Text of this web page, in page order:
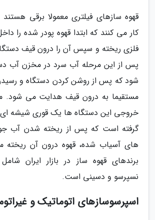
قهوه سازهای فیلتری معمولا برقی
کار می کنند که ابتدا قهوه پودر شده را
فلزی ریخته و سپس آن را درون قیف
پس از این مرحله آب سرد در مخزن آب
شود که پس از روشن کردن دستگاه و
مستقیما به درون قیف هدایت می شود.
خروجی این دستگاه ها یک قوری شیشه ای
گرفته است که پس از ریخته شدن آب
های آسیاب شده، قهوه درون آن ریخته
برندهای قهوه ساز در بازار ایران
نسپرسو و دسینی است.
اسپرسوسازهای اتوماتیک و